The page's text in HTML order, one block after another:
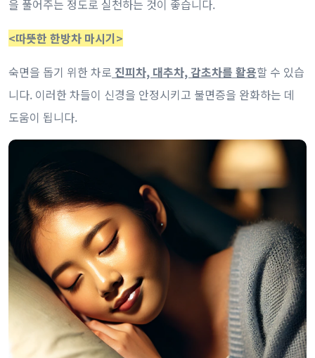
을 풀어주는 정도로 실천하는 것이 좋습니다.
<따뜻한 한방차 마시기>
숙면을 돕기 위한 차로 진피차, 대추차, 감초차를 활용할 수 있습
니다. 이러한 차들이 신경을 안정시키고 불면증을 완화하는 데
도움이 됩니다.